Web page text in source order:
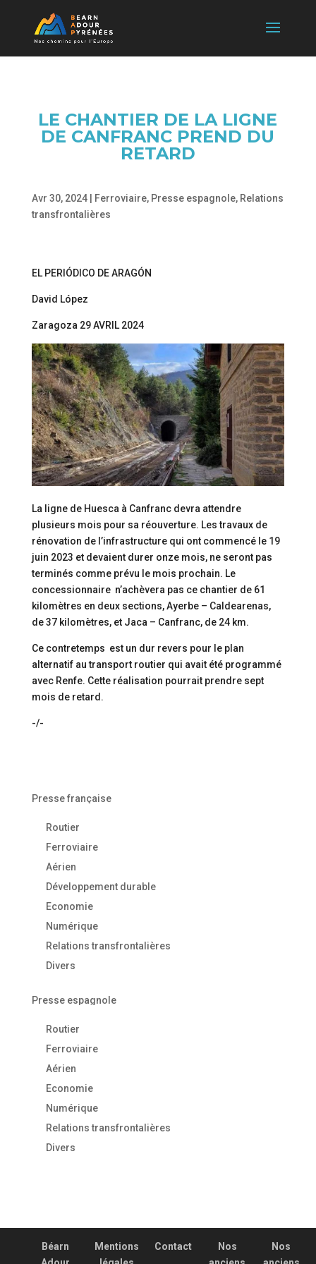
LE CHANTIER DE LA LIGNE
DE CANFRANC PREND DU
RETARD
Avr 30, 2024| Ferroviaire, Presse espagnole, Relations
transfrontalières
EL PERIÓDICO DE ARAGÓN
David López
Zaragoza 29 AVRIL 2024
La ligne de Huesca à Canfranc devra attendre
plusieurs mois pour sa réouverture. Les travaux de
rénovation de l’infrastructure qui ont commencé le 19
juin 2023 et devaient durer onze mois, ne seront pas
terminés comme prévu le mois prochain. Le
concessionnaire n’achèvera pas ce chantier de 61
kilomètres en deux sections, Ayerbe – Caldearenas,
de 37 kilomètres, et Jaca – Canfranc, de 24 km.
Ce contretemps est un dur revers pour le plan
alternatif au transport routier qui avait été programmé
avec Renfe. Cette réalisation pourrait prendre sept
mois de retard.
-/-
Presse française
Routier
Ferroviaire
Aérien
Développement durable
Economie
Numérique
Relations transfrontalières
Divers
Presse espagnole
Routier
Ferroviaire
Aérien
Economie
Numérique
Relations transfrontalières
Divers
Béarn
Mentions
Contact
Nos
Nos